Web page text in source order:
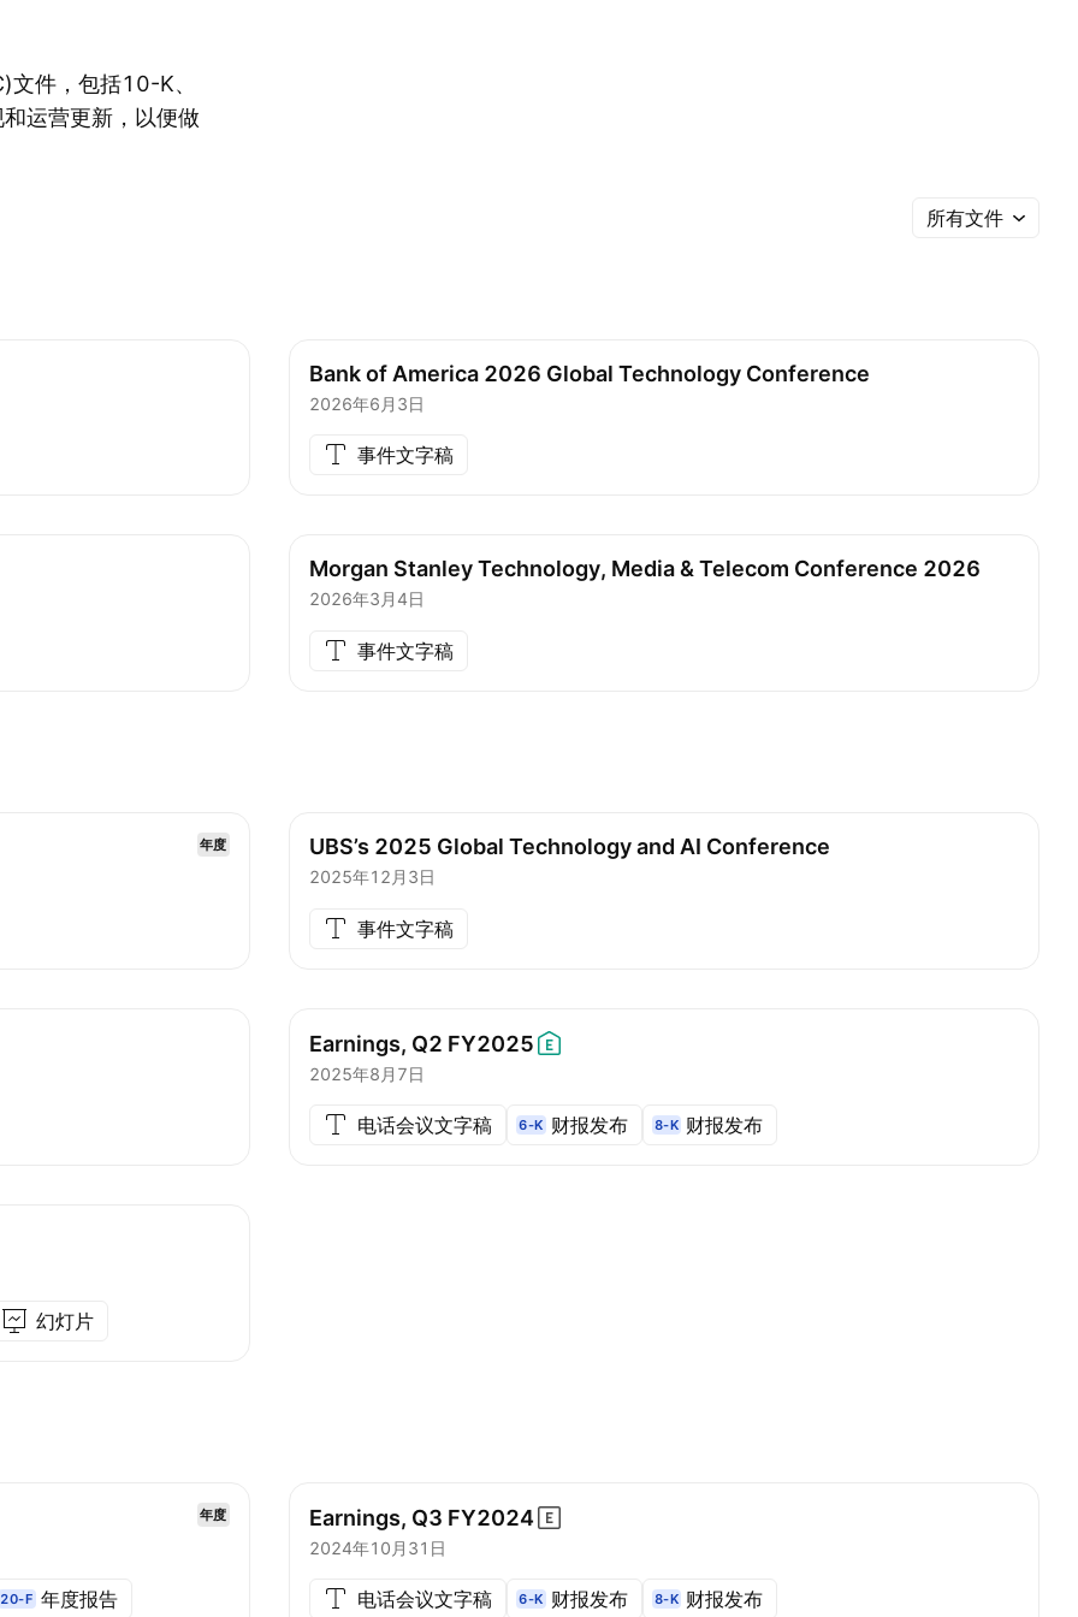
文件，包括10-K、
运营更新，以便做
所有文件
Bank of America 2026 Global Technology Conference
2026年6月3日
事件文字稿
Morgan Stanley Technology, Media & Telecom Conference 2026
2026年3月4日
事件文字稿
年度 UBS’s 2025 Global Technology and AI Conference
2025年12月3日
事件文字稿
Earnings, Q2 FY2025
2025年8月7日
电话会议文字稿 6-K 财报发布 8-K 财报发布
幻灯片
年度
20-F 年度报告
Earnings, Q3 FY2024
2024年10月31日
电话会议文字稿 6-K 财报发布 8-K 财报发布